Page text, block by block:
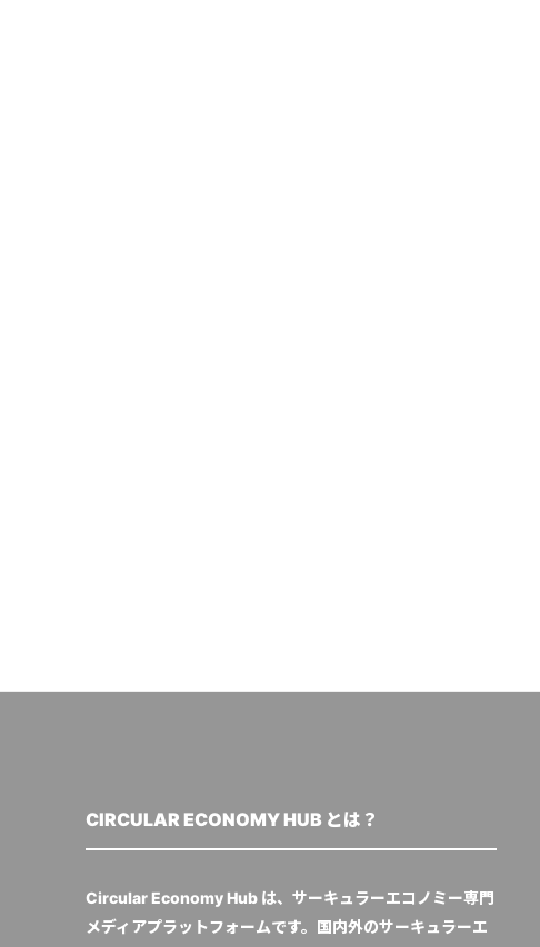
CIRCULAR ECONOMY HUB とは？
Circular Economy Hub は、サーキュラーエコノミー専門
メディアプラットフォームです。国内外のサーキュラーエ